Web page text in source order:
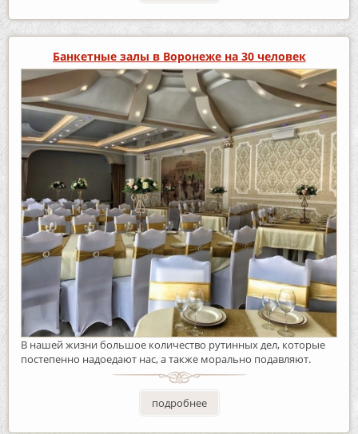
Банкетные залы в Воронеже на 30 человек
В нашей жизни большое количество рутинных дел, которые
постепенно надоедают нас, а также морально подавляют.
подробнее